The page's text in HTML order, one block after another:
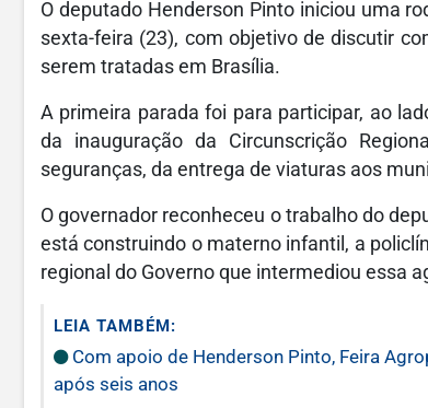
O deputado Henderson Pinto iniciou uma
sexta-feira (23), com objetivo de discutir
serem tratadas em Brasília.
A primeira parada foi para participar, ao
da inauguração da Circunscrição
seguranças, da entrega de viaturas aos
O governador reconheceu o trabalho do
está construindo o materno infantil, a
regional do Governo que intermediou essa
LEIA TAMBÉM:
Com apoio de Henderson Pinto, Feira
após seis anos